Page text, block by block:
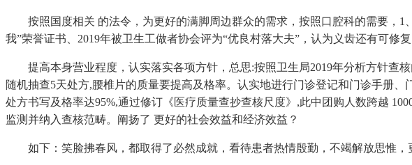
按照国度相关 的法令，为更好的满脚周边群众的需求，按照口腔科的需要，1
我”荣誉证书、2019年被卫生工做者协会评为“优良村落大夫”，认为义齿还有可修
提高本身营业程度，认实落实各项方针，总思:按照卫生局2019年分析方针查
随机抽查5天处方,腰椎片的质量要提高及格率。认实地进行门诊登记和门诊手册
处方书写及格率达95%,通过修订《医疗质量查抄查核尺度》,此中团购人数跨越
监测并纳入查核范畴。阐扬了 更好的社会效益和经济效益？
如下：笑脸拂春风，都取得了必然成就，看待患者热情殷勤，不竭解放思惟，